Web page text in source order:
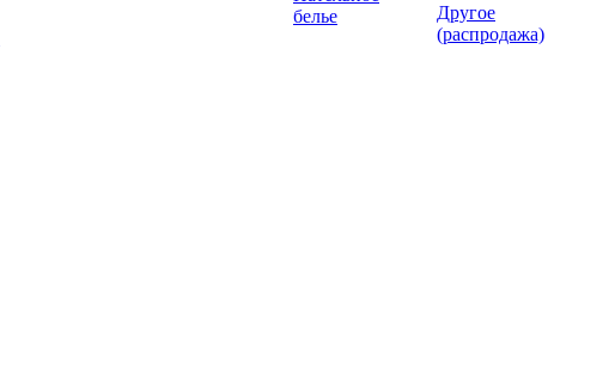
белье
Другое
(распродажа)